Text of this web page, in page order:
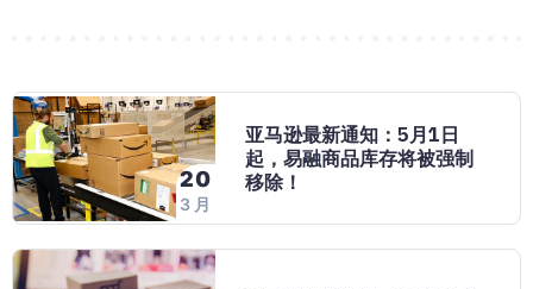
20
3 月
亚马逊最新通知：5月1日
起，易融商品库存将被强制
移除！